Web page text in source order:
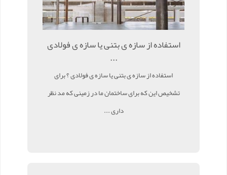
استفاده از سازه ی بتنی یا سازه ی فولادی
...
استفاده از سازه ی بتنی یا سازه ی فولادی ؟ برای
تشخیص این که برای ساختمان ما در زمینی که مد نظر
داری ...